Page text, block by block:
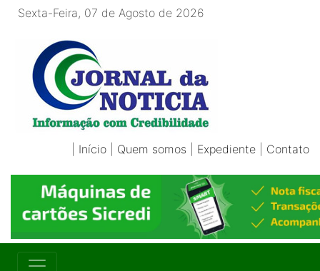
Sexta-Feira, 07 de Agosto de 2026
Início Quem somos Expediente Contato